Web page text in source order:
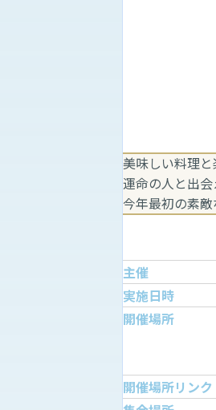
美味しい料理
運命の人と出
今年最初の素
主催
実施日時
開催場所
開催場所リンク